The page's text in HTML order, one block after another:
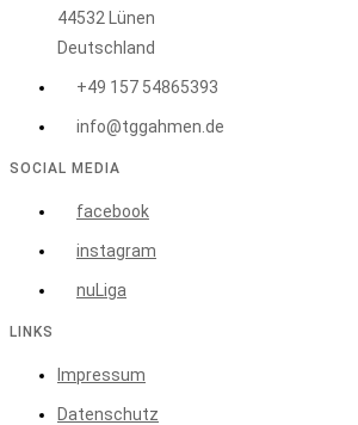
44532 Lünen
Deutschland
+49 157 54865393
info@tggahmen.de
SOCIAL MEDIA
facebook
instagram
nuLiga
LINKS
Impressum
Datenschutz